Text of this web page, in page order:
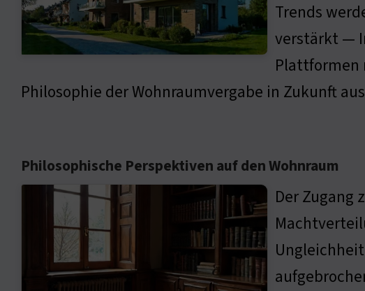
Trends
verstärkt —
Plattformen
Philosophie der Wohnraumvergabe in Zukunft
Philosophische Perspektiven auf den Wohnraum
Der Zugang